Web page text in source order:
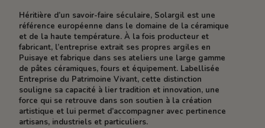
Héritière d’un savoir-faire séculaire, Solargil est une
référence européenne dans le domaine de la céramique
et de la haute température. À la fois producteur et
fabricant, l’entreprise extrait ses propres argiles en
Puisaye et fabrique dans ses ateliers une large gamme
de pâtes céramiques, fours et équipement. Labellisée
Entreprise du Patrimoine Vivant, cette distinction
souligne sa capacité à lier tradition et innovation, une
force qui se retrouve dans son soutien à la création
artistique et lui permet d’accompagner avec pertinence
artisans, industriels et particuliers.